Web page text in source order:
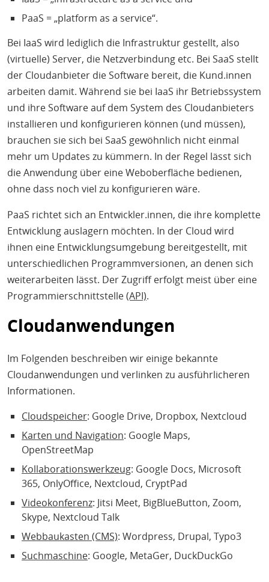
PaaS = „platform as a service“.
Bei IaaS wird lediglich die Infrastruktur gestellt, also
(virtuelle) Server, die Netzverbindung etc. Bei SaaS stellt
der Cloudanbieter die Software bereit, die Kund.innen
arbeiten damit. Während sie bei IaaS ihr Betriebssystem
und ihre Software auf dem System des Cloudanbieters
installieren und konfigurieren können (und müssen),
brauchen sie sich bei SaaS gewöhnlich nicht einmal
mehr um Updates zu kümmern. In der Regel lässt sich
die Anwendung über eine Weboberfläche bedienen,
ohne dass noch viel zu konfigurieren wäre.
PaaS richtet sich an Entwickler.innen, die ihre komplette
Entwicklung auslagern möchten. In der Cloud wird
ihnen eine Entwicklungsumgebung bereitgestellt, mit
unterschiedlichen Programmversionen, an denen sich
weiterarbeiten lässt. Der Zugriff erfolgt meist über eine
Programmierschnittstelle(API).
Cloudanwendungen
Im Folgenden beschreiben wir einige bekannte
Cloudanwendungen und verlinken zu ausführlicheren
Informationen.
Cloudspeicher: Google Drive, Dropbox, Nextcloud
Karten und Navigation: Google Maps,
OpenStreetMap
Kollaborationswerkzeug: Google Docs, Microsoft
365, OnlyOffice, Nextcloud, CryptPad
Videokonferenz: Jitsi Meet, BigBlueButton, Zoom,
Skype, Nextcloud Talk
Webbaukasten (CMS): Wordpress, Drupal, Typo3
Suchmaschine: Google, MetaGer, DuckDuckGo